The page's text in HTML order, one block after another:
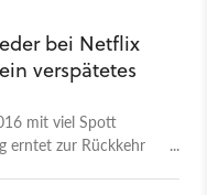
bei Netflix
verspätetes
mit viel Spott
erntet zur Rückkehr